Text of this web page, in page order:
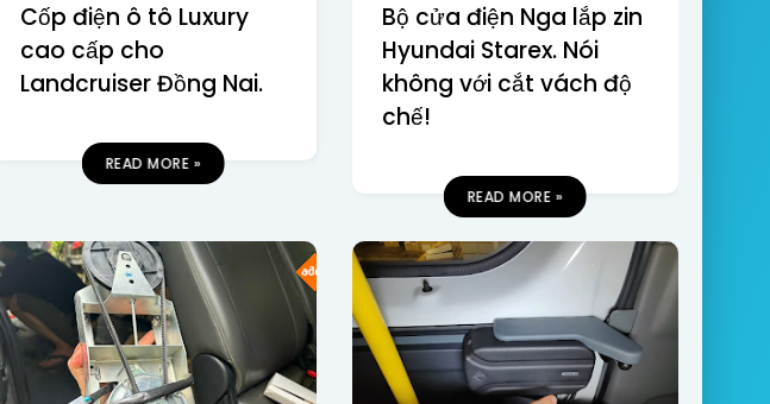
Cốp điện ô tô Luxury
cao cấp cho
Landcruiser Đồng Nai.
READ MORE »
Bộ cửa điện Nga lắp zin
Hyundai Starex. Nói
không với cắt vách độ
chế!
READ MORE »